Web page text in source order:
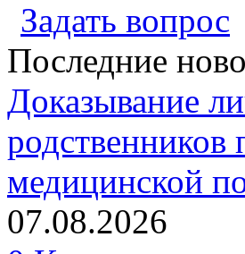
Задать вопрос
Последние
Доказывание
родственников
медицинской
07.08.2026